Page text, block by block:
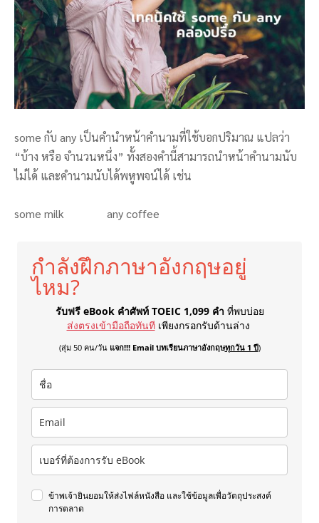
some กับ any เป็นคำนำหน้าคำนามที่ใช้บอกปริมาณ แปลว่า
“บ้าง หรือ จำนวนหนึ่ง” ทั้งสองคำนี้สามารถนำหน้าคำนามนับ
ไม่ได้ และคำนามนับได้พหูพจน์ได้ เช่น
some milk any coffee
กำลังฝึกภาษาอังกฤษอยู่
ไหม?
รับฟรี eBook คำศัพท์ TOEIC 1,099 คำ ที่พบบ่อย
ส่งตรงเข้ามือถือทันที เพียงกรอกรับด้านล่าง
(สุ่ม 50 คน/วัน แจก!!! Email บทเรียนภาษาอังกฤษทุกวัน 1 ปี)
ข้าพเจ้ายินยอมให้ส่งไฟล์หนังสือ และใช้ข้อมูลเพื่อวัตถุประสงค์
การตลาด